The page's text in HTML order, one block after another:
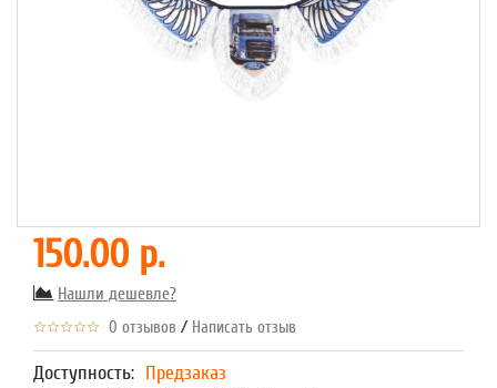
150.00 р.
Нашли дешевле?
0 отзывов / Написать отзыв
Доступность: Предзаказ